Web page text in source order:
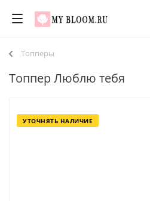
Топперы
Топпер Люблю тебя
УТОЧНЯТЬ НАЛИЧИЕ